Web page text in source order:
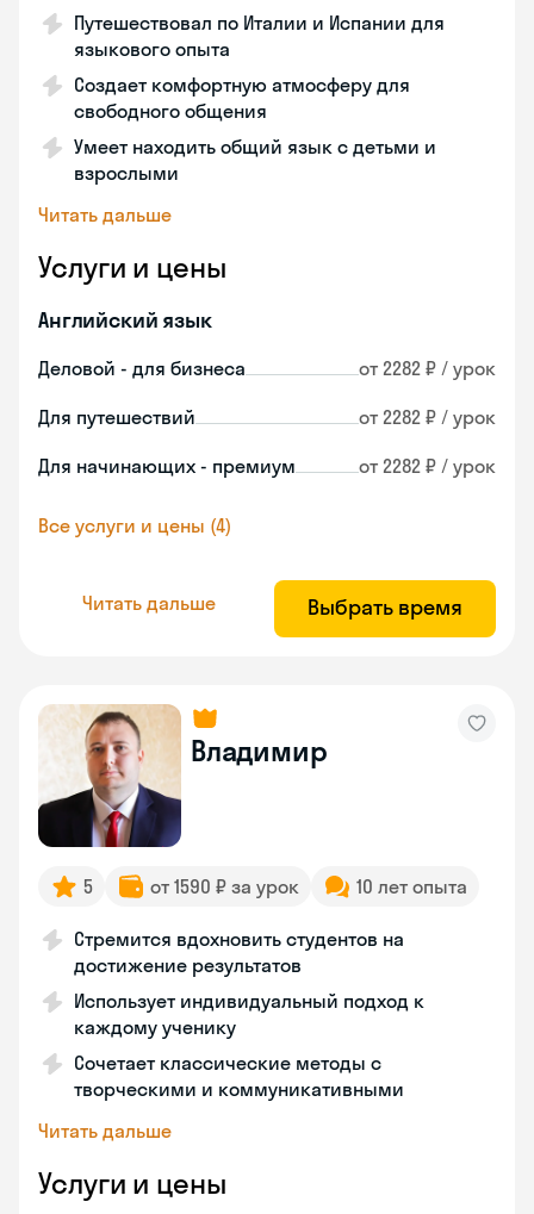
Путешествовал по Италии и Испании для
языкового опыта
Создает комфортную атмосферу для
свободного общения
Умеет находить общий язык с детьми и
взрослыми
Читать дальше
Услуги и цены
Английский язык
Деловой - для бизнеса от 2282 ₽ / урок
Для путешествий от 2282 ₽ / урок
Для начинающих - премиум от 2282 ₽ / урок
Все услуги и цены (4)
Читать дальше Выбрать время
Владимир
5 от 1590 ₽ за урок 10 лет опыта
Стремится вдохновить студентов на
достижение результатов
Использует индивидуальный подход к
каждому ученику
Сочетает классические методы с
творческими и коммуникативными
Читать дальше
Услуги и цены